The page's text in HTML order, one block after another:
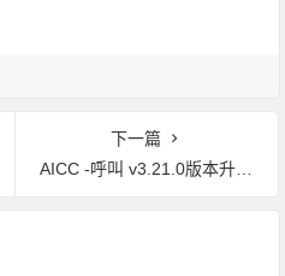
下一篇
AICC -呼叫 v3.21.0版本升级说明